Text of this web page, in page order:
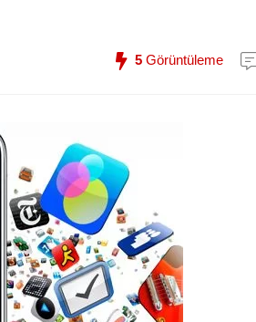
5 Görüntüleme